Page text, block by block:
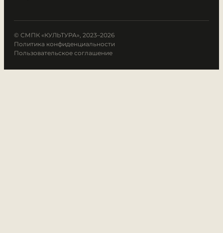
© СМПК «КУЛЬТУРА», 2023–2026
Политика конфиденциальности
Пользовательское соглашение